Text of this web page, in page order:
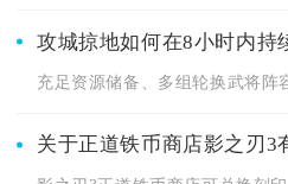
攻城掠地如何在8小时内持
关于正道铁币商店影之刃3有什